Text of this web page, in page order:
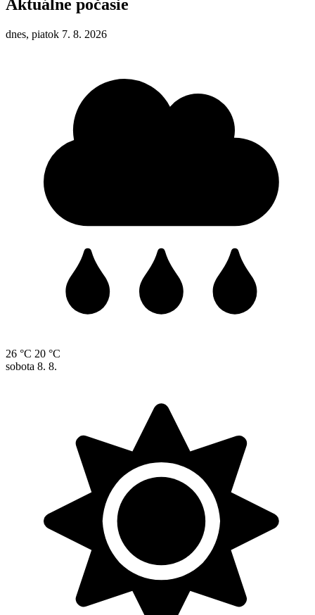
Aktuálne počasie
dnes, piatok 7. 8. 2026
26 °C 20 °C
sobota 8. 8.